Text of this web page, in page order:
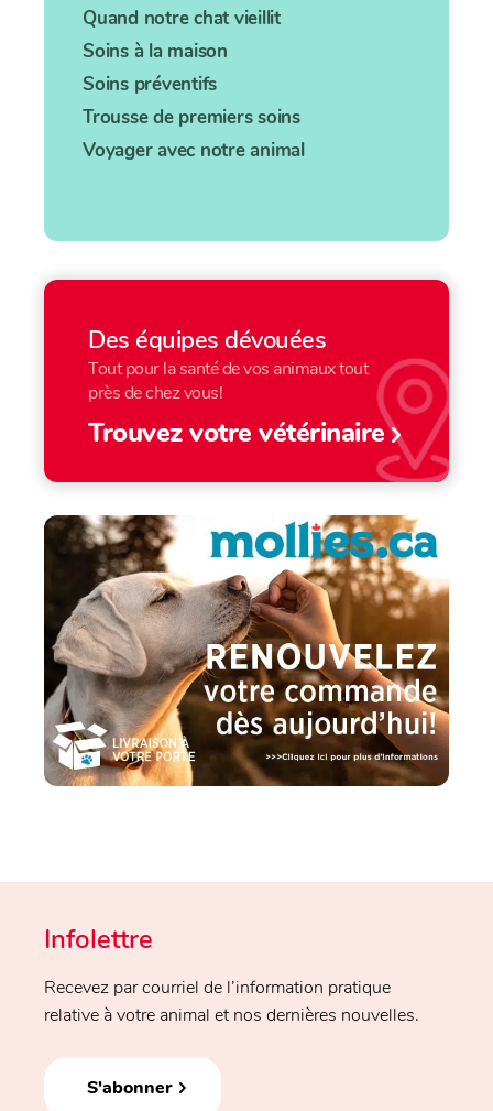
Quand notre chat vieillit
Soins à la maison
Soins préventifs
Trousse de premiers soins
Voyager avec notre animal
Des équipes dévouées
Tout pour la santé de vos animaux tout
près de chez vous!
Trouvez votre vétérinaire
Infolettre
Recevez par courriel de l’information pratique
relative à votre animal et nos dernières nouvelles.
S'abonner